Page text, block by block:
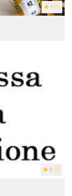
1 (1)
5 (1)